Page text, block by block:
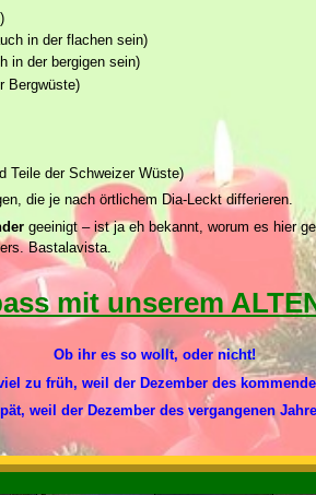
in der flachen sein)
in der bergigen sein)
Bergwüste)
Teile der Schweizer Wüste)
die je nach örtlichem Dia-Leckt differieren.
geeinigt – ist ja eh bekannt, worum es hier
Bastalavista.
mit unserem
Ob ihr es so wollt, oder nicht!
zu früh, weil der Dezember des
weil der Dezember des vergangenen